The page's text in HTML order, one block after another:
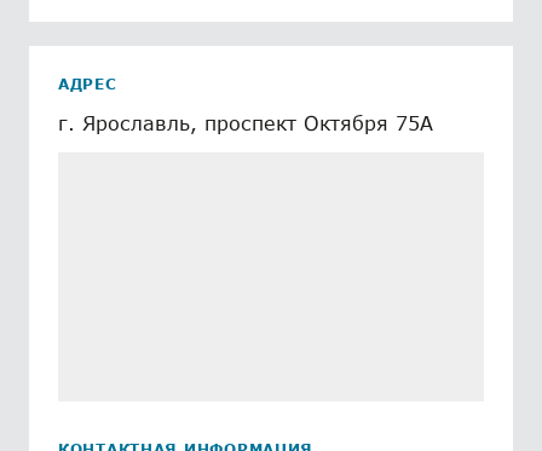
АДРЕС
г. Ярославль, проспект Октября 75А